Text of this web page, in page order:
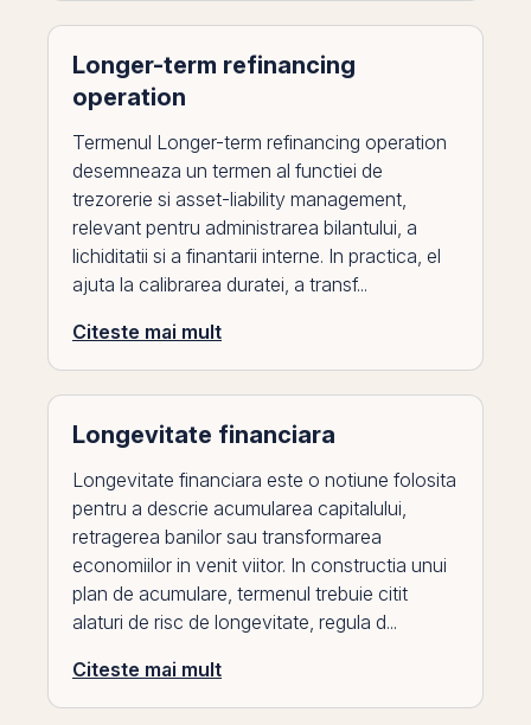
Longer-term refinancing
operation
Termenul Longer-term refinancing operation
desemneaza un termen al functiei de
trezorerie si asset-liability management,
relevant pentru administrarea bilantului, a
lichiditatii si a finantarii interne. In practica, el
ajuta la calibrarea duratei, a transf...
Citeste mai mult
Longevitate financiara
Longevitate financiara este o notiune folosita
pentru a descrie acumularea capitalului,
retragerea banilor sau transformarea
economiilor in venit viitor. In constructia unui
plan de acumulare, termenul trebuie citit
alaturi de risc de longevitate, regula d...
Citeste mai mult